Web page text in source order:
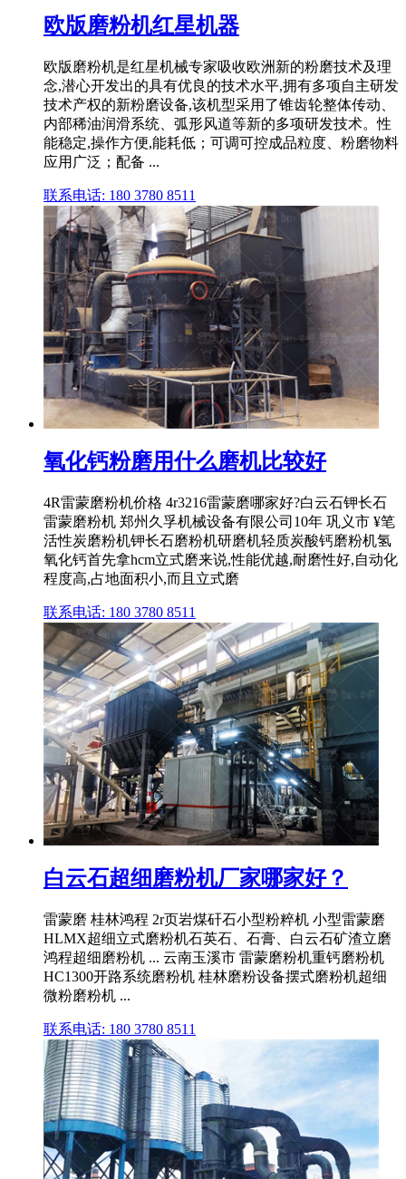
欧版磨粉机红星机器
欧版磨粉机是红星机械专家吸收欧洲新的粉磨技术及理
念,潜心开发出的具有优良的技术水平,拥有多项自主研发
技术产权的新粉磨设备,该机型采用了锥齿轮整体传动、
内部稀油润滑系统、弧形风道等新的多项研发技术。性
能稳定,操作方便,能耗低；可调可控成品粒度、粉磨物料
应用广泛；配备 ...
联系电话: 180 3780 8511
氧化钙粉磨用什么磨机比较好
4R雷蒙磨粉机价格 4r3216雷蒙磨哪家好?白云石钾长石
雷蒙磨粉机 郑州久孚机械设备有限公司10年 巩义市 ¥笔
活性炭磨粉机钾长石磨粉机研磨机轻质炭酸钙磨粉机氢
氧化钙首先拿hcm立式磨来说,性能优越,耐磨性好,自动化
程度高,占地面积小,而且立式磨
联系电话: 180 3780 8511
白云石超细磨粉机厂家哪家好？
雷蒙磨 桂林鸿程 2r页岩煤矸石小型粉粹机 小型雷蒙磨
HLMX超细立式磨粉机石英石、石膏、白云石矿渣立磨
鸿程超细磨粉机 ... 云南玉溪市 雷蒙磨粉机重钙磨粉机
HC1300开路系统磨粉机 桂林磨粉设备摆式磨粉机超细
微粉磨粉机 ...
联系电话: 180 3780 8511